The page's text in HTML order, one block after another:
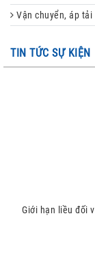
Vận chuyển, áp
TIN TỨC SỰ KIỆN
Giới hạn liều đối